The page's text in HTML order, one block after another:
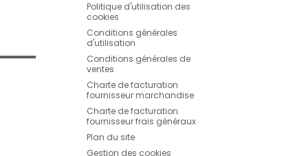
Politique d'utilisation des
cookies
Conditions générales
d'utilisation
Conditions générales de
ventes
Charte de facturation
fournisseur marchandise
Charte de facturation
fournisseur frais généraux
Plan du site
Gestion des cookies